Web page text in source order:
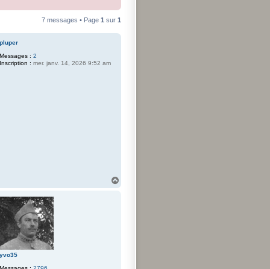
7 messages • Page 1 sur 1
pluper
Messages : 2
Inscription : mer. janv. 14, 2026 9:52 am
yvo35